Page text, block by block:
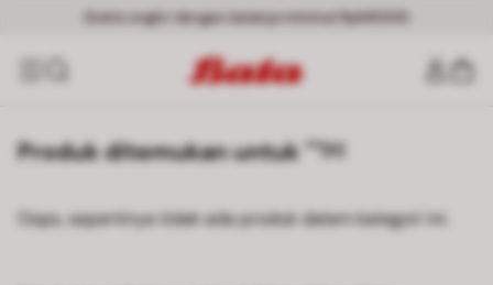
Gratis ongkir dengan belanja minimal Rp149000
Produk ditemukan untuk ""[0]
Oops, sepertinya tidak ada produk dalam kategori ini.